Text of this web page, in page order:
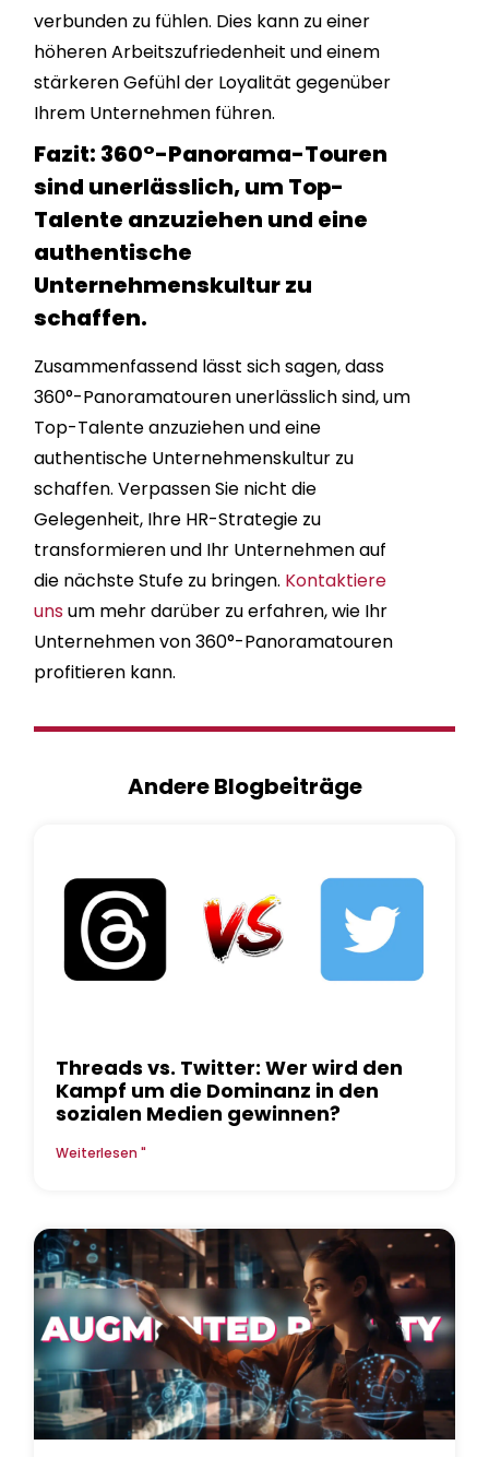
verbunden zu fühlen. Dies kann zu einer
höheren Arbeitszufriedenheit und einem
stärkeren Gefühl der Loyalität gegenüber
Ihrem Unternehmen führen.
Fazit: 360°-Panorama-Touren
sind unerlässlich, um Top-
Talente anzuziehen und eine
authentische
Unternehmenskultur zu
schaffen.
Zusammenfassend lässt sich sagen, dass
360°-Panoramatouren unerlässlich sind, um
Top-Talente anzuziehen und eine
authentische Unternehmenskultur zu
schaffen. Verpassen Sie nicht die
Gelegenheit, Ihre HR-Strategie zu
transformieren und Ihr Unternehmen auf
die nächste Stufe zu bringen. Kontaktiere
unsum mehr darüber zu erfahren, wie Ihr
Unternehmen von 360°-Panoramatouren
profitieren kann.
Andere Blogbeiträge
Threads vs. Twitter: Wer wird den
Kampf um die Dominanz in den
sozialen Medien gewinnen?
Weiterlesen "